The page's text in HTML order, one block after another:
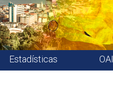
Estadísticas OAI